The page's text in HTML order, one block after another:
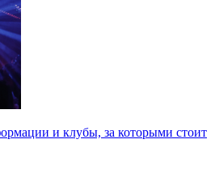
и клубы, за которыми стоит